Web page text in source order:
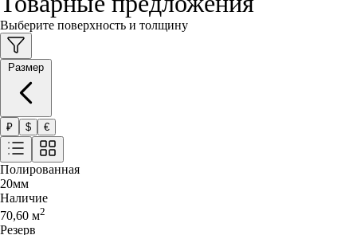
Выберите поверхность и толщину
₽ $ €
Полированная
20мм
Наличие
70,60 м2
Резерв